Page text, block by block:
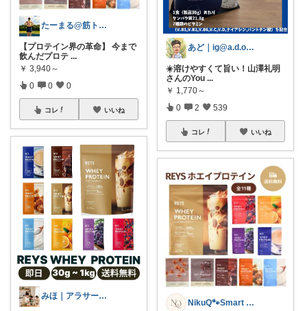
たーまる@筋トレ好き会社員
【プロテイン界の革命】 今まで
飲んだプロテ ...
￥ 3,940～
0 0 0
コレ いいね
みほ｜アラサー主婦｜共働き｜2児育児中
あど｜ig@a.d.o_protein
☀️溶けやすくて旨い！山澤礼明
さんのYou ...
￥ 1,770～
0 2 539
コレ いいね
NikuQ🐾Smart Choice